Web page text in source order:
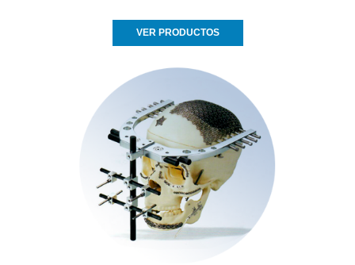
VER PRODUCTOS